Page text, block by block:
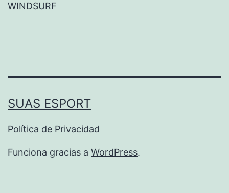
WINDSURF
SUAS ESPORT
Política de Privacidad
Funciona gracias a WordPress.